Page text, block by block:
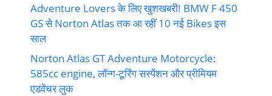
Adventure Lovers के लिए खुशखबरी! BMW F 450
GS से Norton Atlas तक आ रहीं 10 नई Bikes इस
साल
Norton Atlas GT Adventure Motorcycle:
585cc engine, लॉन्ग-टूरिंग सस्पेंशन और प्रीमियम
एडवेंचर लुक